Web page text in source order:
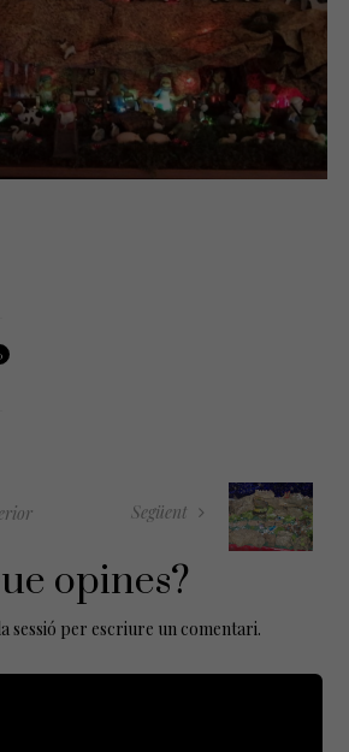
Següent
opines?
sessió per escriure un comentari.